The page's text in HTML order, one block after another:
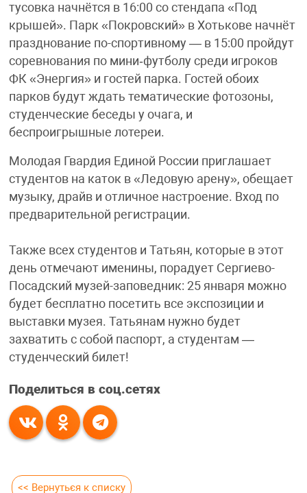
тусовка начнётся в 16:00 со стендапа «Под
крышей». Парк «Покровский» в Хотькове начнёт
празднование по-спортивному — в 15:00 пройдут
соревнования по мини‑футболу среди игроков
ФК «Энергия» и гостей парка. Гостей обоих
парков будут ждать тематические фотозоны,
студенческие беседы у очага, и
беспроигрышные лотереи.
Молодая Гвардия Единой России приглашает
студентов на каток в «Ледовую арену», обещает
музыку, драйв и отличное настроение. Вход по
предварительной регистрации.
Также всех студентов и Татьян, которые в этот
день отмечают именины, порадует Сергиево-
Посадский музей-заповедник: 25 января можно
будет бесплатно посетить все экспозиции и
выставки музея. Татьянам нужно будет
захватить с собой паспорт, а студентам —
студенческий билет!
Поделиться в соц.сетях
<< Вернуться к списку